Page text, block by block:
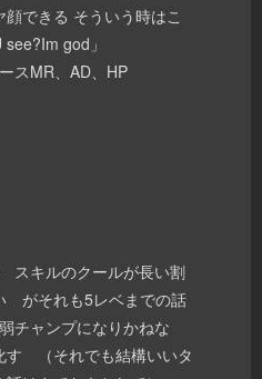
顔できる そういう時はこ
god」
スMR、AD、HP
スキルのクールが長い割
がそれも5レベまでの話
チャンプになりかねな
（それでも結構いいタ